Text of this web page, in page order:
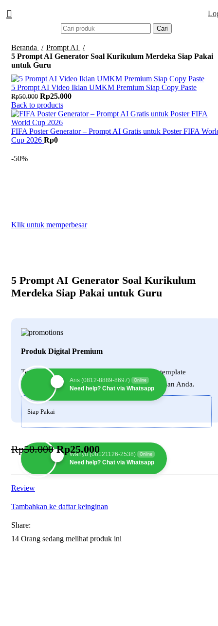
Cari
Beranda
Prompt AI
5 Prompt AI Generator Soal Kurikulum Merdeka Siap Pakai
untuk Guru
5 Prompt AI Video Iklan UMKM Premium Siap Copy Paste
Rp50.000 Harga aslinya adalah: Rp50.000.
Rp25.000
Back to products
FIFA Poster Generator – Prompt AI Gratis untuk Poster FIFA
Cup 2026 Rp0
-50%
Klik untuk memperbesar
5 Prompt AI Generator Soal Kurikulum
Merdeka Siap Pakai untuk Guru
Produk Digital Premium
Temukan berbagai produk AI, konten digital, template
bisnis, dan aset kreatif siap pakai untuk kebutuhan Anda.
Siap Pakai
Wahyu (08121126-2538) Online
Need help? Chat via Whatsapp
Aris (0812-8889-8697) Online
Need help? Chat via Whatsapp
Rp50.000 Harga aslinya adalah: Rp50.000.
Rp25.000Harga saat ini adalah:
Rp25.000.
Review
Tambahkan ke daftar keinginan
Share:
14 Orang sedang melihat produk ini